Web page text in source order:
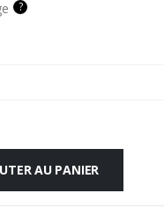
?
AU PANIER